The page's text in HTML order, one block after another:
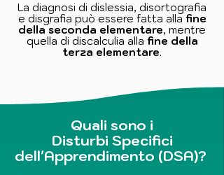
La diagnosi di dislessia, disortografia
e disgrafia può essere fatta alla fine
della seconda elementare, mentre
quella di discalculia alla fine della
terza elementare.
Quali sono i
Disturbi Specifici
dell'Apprendimento (DSA)?